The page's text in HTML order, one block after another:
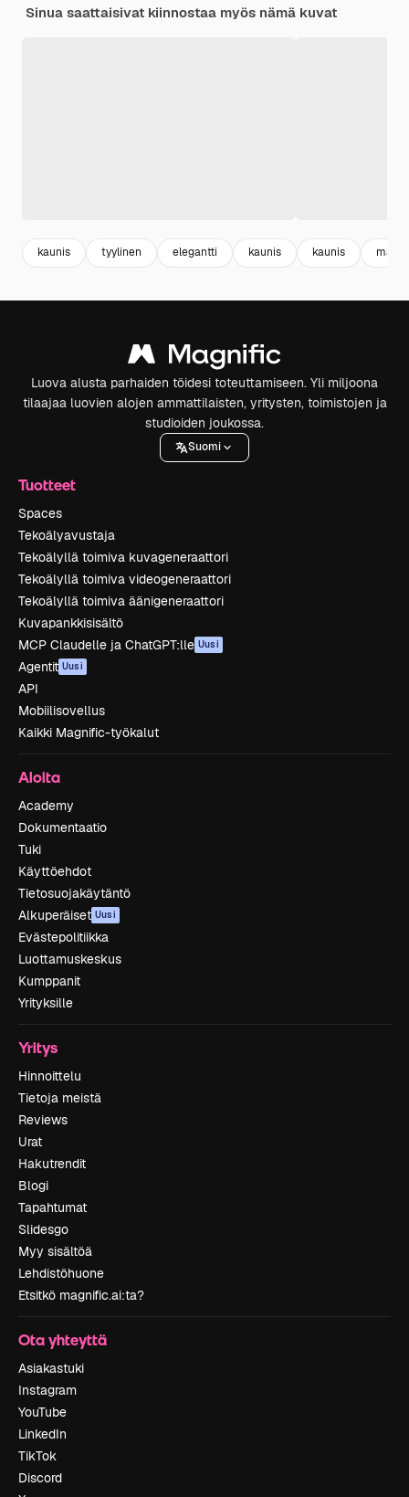
Sinua saattaisivat kiinnostaa myös nämä kuvat
kaunis tyylinen elegantti kaunis kaunis malli
Luova alusta parhaiden töidesi toteuttamiseen. Yli miljoona
tilaajaa luovien alojen ammattilaisten, yritysten, toimistojen ja
studioiden joukossa.
Suomi
Tuotteet
Spaces
Tekoälyavustaja
Tekoälyllä toimiva kuvageneraattori
Tekoälyllä toimiva videogeneraattori
Tekoälyllä toimiva äänigeneraattori
Kuvapankkisisältö
MCP Claudelle ja ChatGPT:lle Uusi
Agentit Uusi
API
Mobiilisovellus
Kaikki Magnific-työkalut
Aloita
Academy
Dokumentaatio
Tuki
Käyttöehdot
Tietosuojakäytäntö
Alkuperäiset Uusi
Evästepolitiikka
Luottamuskeskus
Kumppanit
Yrityksille
Yritys
Hinnoittelu
Tietoja meistä
Reviews
Urat
Hakutrendit
Blogi
Tapahtumat
Slidesgo
Myy sisältöä
Lehdistöhuone
Etsitkö magnific.ai:ta?
Ota yhteyttä
Asiakastuki
Instagram
YouTube
LinkedIn
TikTok
Discord